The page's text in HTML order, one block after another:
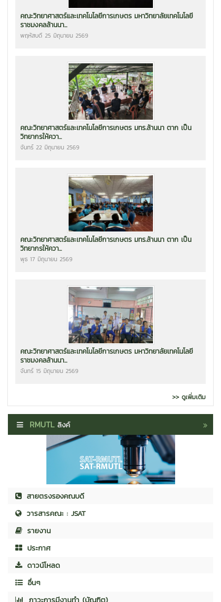
คณะวิทยาศาสตร์และเทคโนโลยีการเกษตร มหาวิทยาลัยเทคโนโลยี
ราชมงคลล้านนา...
พฤหัสบดี 25 มิถุนายน 2569
คณะวิทยาศาสตร์และเทคโนโลยีการเกษตร มทร.ล้านนา ตาก เป็น
วิทยากรให้ควา...
จันทร์ 22 มิถุนายน 2569
คณะวิทยาศาสตร์และเทคโนโลยีการเกษตร มทร.ล้านนา ตาก เป็น
วิทยากรให้ควา...
พุธ 17 มิถุนายน 2569
คณะวิทยาศาสตร์และเทคโนโลยีการเกษตร มหาวิทยาลัยเทคโนโลยี
ราชมงคลล้านนา...
จันทร์ 15 มิถุนายน 2569
>> ดูเพิ่มเติม
RMUTL ลิงค์
สายตรงรองคณบดี
วารสารคณะ : JSAT
รายงาน
ประกาศ
ดาวน์โหลด
อื่นๆ
ภาวะการมีงานทำ (บัณฑิต)